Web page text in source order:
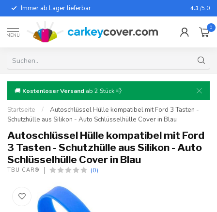
Immer ab Lager lieferbar Für fast
4.3 /5.0
MENU
0
🚚 Kostenloser Versand ab 2 Stück 💨
Startseite /
Autoschlüssel Hülle kompatibel mit Ford 3 Tasten -
Schutzhülle aus Silikon - Auto Schlüsselhülle Cover in Blau
Autoschlüssel Hülle kompatibel mit Ford
3 Tasten - Schutzhülle aus Silikon - Auto
Schlüsselhülle Cover in Blau
TBU CAR® (0)